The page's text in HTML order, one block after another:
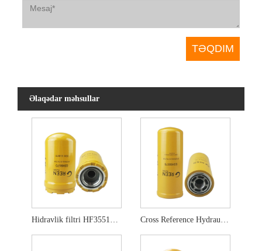
Əlaqədar məhsullar
Hidravlik filtri HF35519 5i-8670 5i-8670x Cross Reference Hydraulic Filter HF6555